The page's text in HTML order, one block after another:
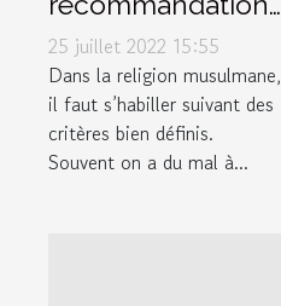
pour choisir un
bon pantalon
musulman
25 juillet 2022 15:55
Dans la religion musulmane,
il faut s’habiller suivant des
critères bien définis.
Souvent on a du mal à...